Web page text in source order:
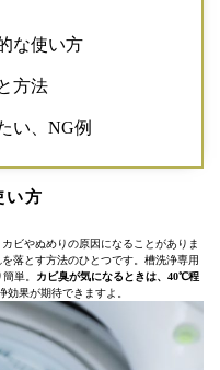
な使い方
方法
い、NG例
い方
ビやぬめりの原因になることがありま
落とす方法のひとつです。槽洗浄専用
単。
カビ臭が気になるときは、40℃程
効果が期待できますよ。